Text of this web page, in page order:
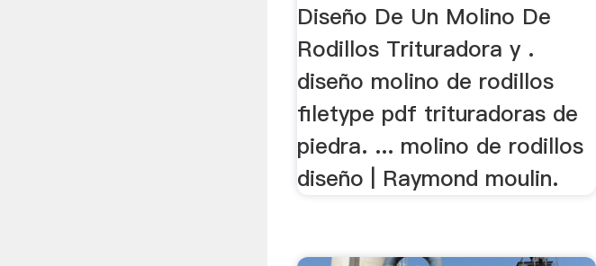
Diseño De Un Molino De
Rodillos Trituradora y .
diseño molino de rodillos
filetype pdf trituradoras de
piedra. ... molino de rodillos
diseño | Raymond moulin.